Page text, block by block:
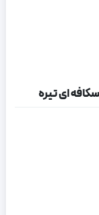
ای تیره